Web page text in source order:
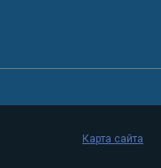
Карта сайта